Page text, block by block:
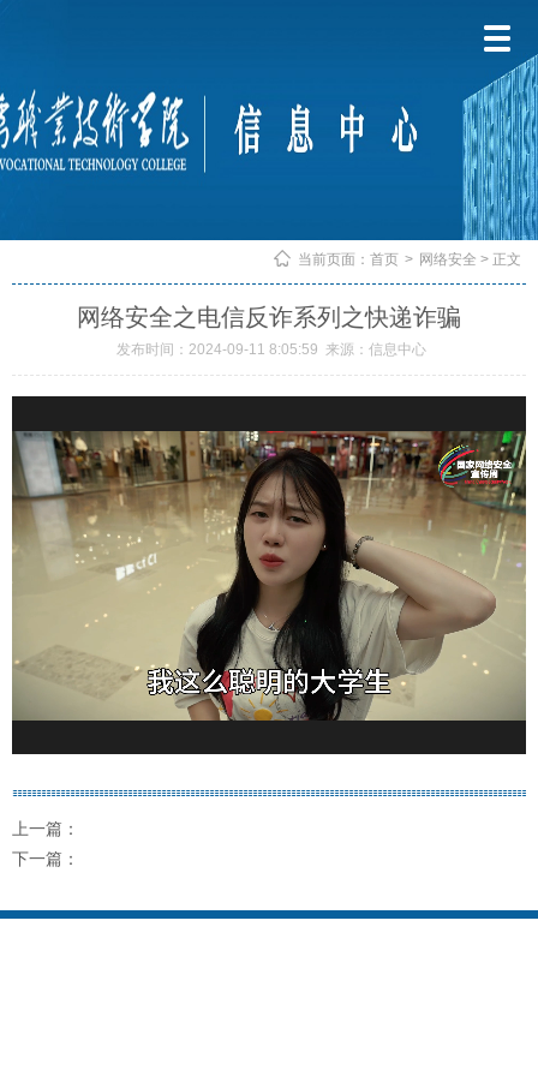
当前页面： 首页 > 网络安全 > 正文
网络安全之电信反诈系列之快递诈骗
发布时间：2024-09-11 8:05:59 来源：信息中心
上一篇：
下一篇：